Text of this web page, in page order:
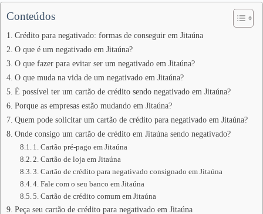
Conteúdos
Crédito para negativado: formas de conseguir em Jitaúna
O que é um negativado em Jitaúna?
O que fazer para evitar ser um negativado em Jitaúna?
O que muda na vida de um negativado em Jitaúna?
É possível ter um cartão de crédito sendo negativado em Jitaúna?
Porque as empresas estão mudando em Jitaúna?
Quem pode solicitar um cartão de crédito para negativado em Jitaúna?
Onde consigo um cartão de crédito em Jitaúna sendo negativado?
1. Cartão pré-pago em Jitaúna
2. Cartão de loja em Jitaúna
3. Cartão de crédito para negativado consignado em Jitaúna
4. Fale com o seu banco em Jitaúna
5. Cartão de crédito comum em Jitaúna
Peça seu cartão de crédito para negativado em Jitaúna